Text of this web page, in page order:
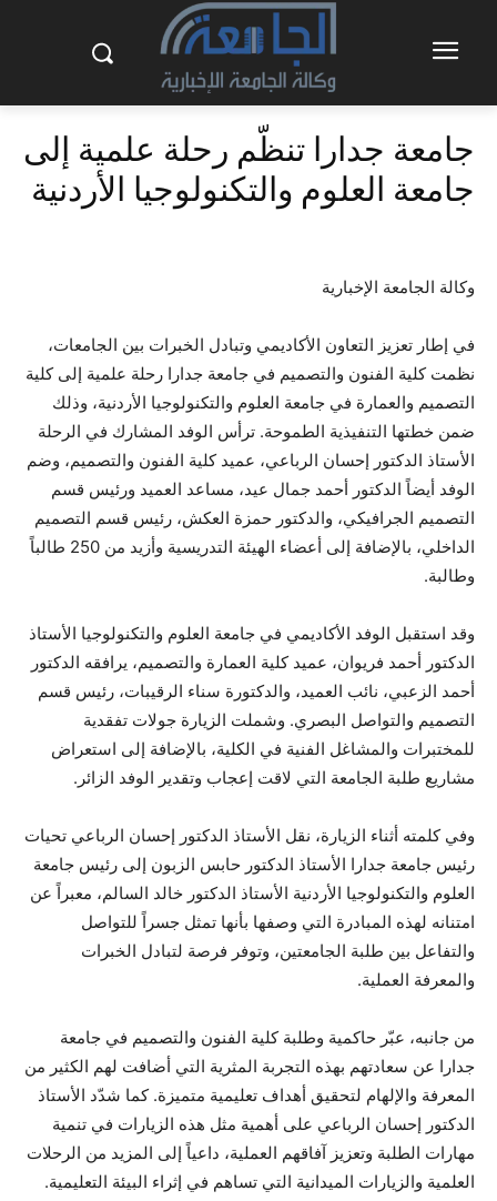
جامعة جدارا تنظّم رحلة علمية إلى
جامعة العلوم والتكنولوجيا الأردنية
وكالة الجامعة الإخبارية
في إطار تعزيز التعاون الأكاديمي وتبادل الخبرات بين الجامعات،
نظمت كلية الفنون والتصميم في جامعة جدارا رحلة علمية إلى كلية
التصميم والعمارة في جامعة العلوم والتكنولوجيا الأردنية، وذلك
ضمن خطتها التنفيذية الطموحة. ترأس الوفد المشارك في الرحلة
الأستاذ الدكتور إحسان الرباعي، عميد كلية الفنون والتصميم، وضم
الوفد أيضاً الدكتور أحمد جمال عيد، مساعد العميد ورئيس قسم
التصميم الجرافيكي، والدكتور حمزة العكش، رئيس قسم التصميم
الداخلي، بالإضافة إلى أعضاء الهيئة التدريسية وأزيد من 250 طالباً
وطالبة.
وقد استقبل الوفد الأكاديمي في جامعة العلوم والتكنولوجيا الأستاذ
الدكتور أحمد فريوان، عميد كلية العمارة والتصميم، يرافقه الدكتور
أحمد الزعبي، نائب العميد، والدكتورة سناء الرقيبات، رئيس قسم
التصميم والتواصل البصري. وشملت الزيارة جولات تفقدية
للمختبرات والمشاغل الفنية في الكلية، بالإضافة إلى استعراض
مشاريع طلبة الجامعة التي لاقت إعجاب وتقدير الوفد الزائر.
وفي كلمته أثناء الزيارة، نقل الأستاذ الدكتور إحسان الرباعي تحيات
رئيس جامعة جدارا الأستاذ الدكتور حابس الزبون إلى رئيس جامعة
العلوم والتكنولوجيا الأردنية الأستاذ الدكتور خالد السالم، معبراً عن
امتنانه لهذه المبادرة التي وصفها بأنها تمثل جسراً للتواصل
والتفاعل بين طلبة الجامعتين، وتوفر فرصة لتبادل الخبرات
والمعرفة العملية.
من جانبه، عبّر حاكمية وطلبة كلية الفنون والتصميم في جامعة
جدارا عن سعادتهم بهذه التجربة المثرية التي أضافت لهم الكثير من
المعرفة والإلهام لتحقيق أهداف تعليمية متميزة. كما شدّد الأستاذ
الدكتور إحسان الرباعي على أهمية مثل هذه الزيارات في تنمية
مهارات الطلبة وتعزيز آفاقهم العملية، داعياً إلى المزيد من الرحلات
العلمية والزيارات الميدانية التي تساهم في إثراء البيئة التعليمية.